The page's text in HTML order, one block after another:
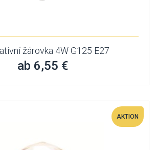
žárovka 4W G125 E27
ab 6,55 €
AKTION